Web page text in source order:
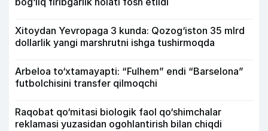
Xitoydan Yevropaga 3 kunda: Qozog‘iston 35 mlrd
dollarlik yangi marshrutni ishga tushirmoqda
Arbeloa to‘xtamayapti: “Fulhem” endi “Barselona”
futbolchisini transfer qilmoqchi
Raqobat qo‘mitasi biologik faol qo‘shimchalar
reklamasi yuzasidan ogohlantirish bilan chiqdi